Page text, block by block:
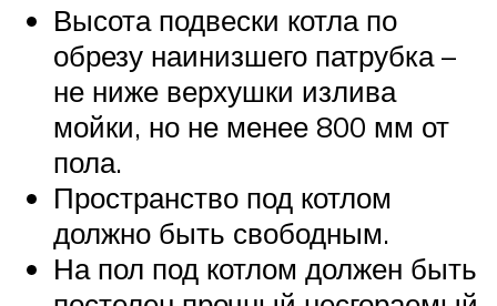
Высота подвески котла по
обрезу наинизшего патрубка –
не ниже верхушки излива
мойки, но не менее 800 мм от
пола.
Пространство под котлом
должно быть свободным.
На пол под котлом должен быть